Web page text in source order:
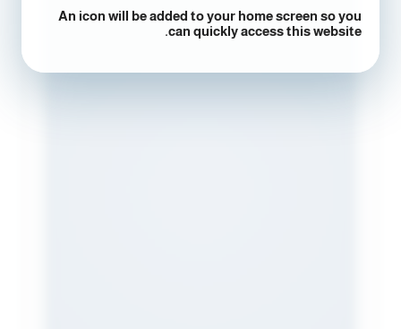
An icon will be added to your home screen so you
can quickly access this website.